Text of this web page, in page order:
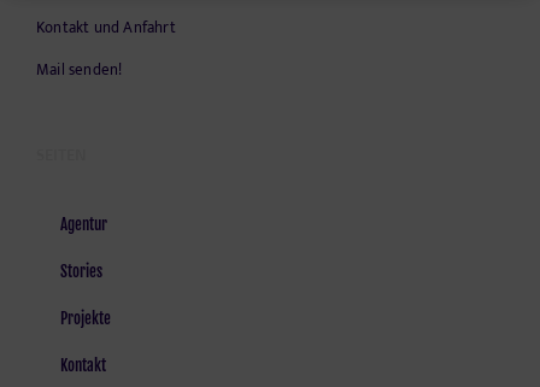
Kontakt und Anfahrt
Mail senden!
Agentur
Stories
Projekte
Kontakt